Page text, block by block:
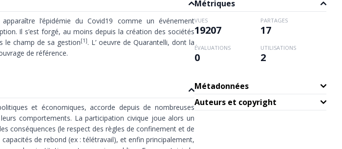
l’épidémie du Covid19 comme un événement
Il s’est forgé, au moins depuis la création des sociétés
le champ de sa gestion[1]. L’ oeuvre de Quarantelli, dont la
de référence.
et économiques, accorde depuis de nombreuses
comportements. La participation civique joue alors un
conséquences (le respect des règles de confinement et de
de rebond (ex : télétravail), et enfin principalement,
Métriques
VUES
19207
PARTAGES
17
ÉVALUATIONS
0
UTILISATIONS
2
Métadonnées
Auteurs et copyright